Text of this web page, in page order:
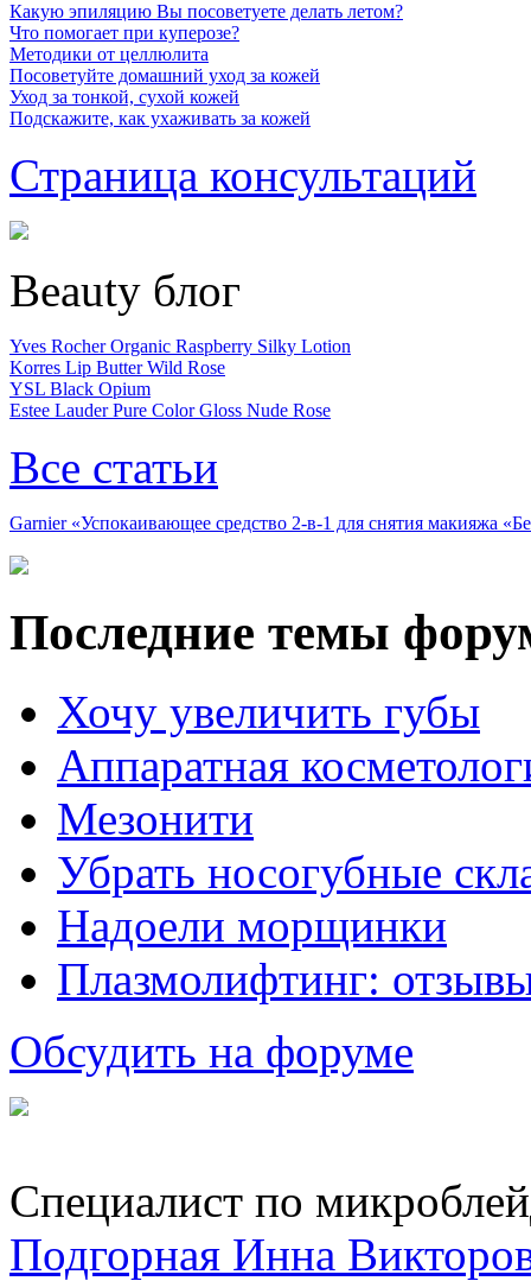
Какую эпиляцию Вы посоветуете делать летом?
Что помогает при куперозе?
Методики от целлюлита
Посоветуйте домашний уход за кожей
Уход за тонкой, сухой кожей
Подскажите, как ухаживать за кожей
Страница консультаций
Beauty блог
Yves Rocher Organic Raspberry Silky Lotion
Korres Lip Butter Wild Rose
YSL Black Opium
Estee Lauder Pure Color Gloss Nude Rose
Все статьи
Garnier «Успокаивающее средство 2-в-1 для снятия макияжа
Последние темы
Хочу увеличить губы
Аппаратная
Мезонити
Убрать носогубные
Надоели морщинки
Плазмолифтинг:
Обсудить на форуме
Специалист по
Подгорная Инна